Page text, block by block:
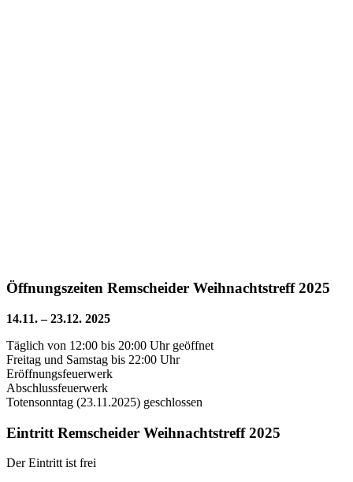
Öffnungszeiten Remscheider Weihnachtstreff 2025
14.11. – 23.12. 2025
Täglich von 12:00 bis 20:00 Uhr geöffnet
Freitag und Samstag bis 22:00 Uhr
Eröffnungsfeuerwerk
Abschlussfeuerwerk
Totensonntag (23.11.2025) geschlossen
Eintritt Remscheider Weihnachtstreff 2025
Der Eintritt ist frei